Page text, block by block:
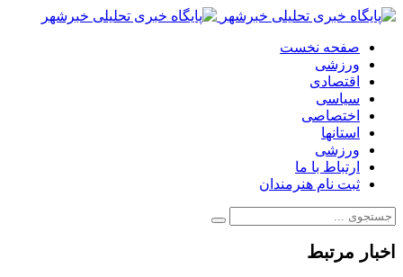
صفحه نخست
ورزشی
اقتصادی
سیاسی
اختصاصی
استانها
ورزشی
ارتباط با ما
ثبت نام هنرمندان
اخبار مرتبط